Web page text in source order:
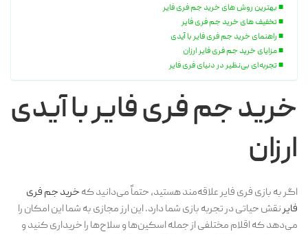
بهترین روش های خرید جم فری فایر
تخفیف های خرید جم فری فایر
راهنمای خرید جم فری فایر با آیدی
مزایای خرید جم فری فایر ارزان
تجربه‌ای بی‌نظیر در دنیای فری فایر
خرید جم فری فایر با آیدی
ارزان
اگر به بازی فری فایر علاقه‌مند هستید، حتماً می‌دانید کهخرید جم فری
فایرنقش حیاتی در تجربه بازی شما دارد. این ارز مجازی به شما این امکان را
می‌دهد که اقلام مختلفی از جمله اسکین‌ها و سلاح‌ها را خریداری کنید و